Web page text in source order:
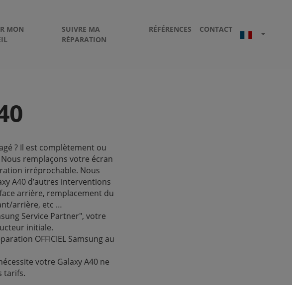
MON
SUIVRE MA
RÉPARATION
RÉFÉRENCES CONTACT
? Il est complètement ou
remplaçons votre écran
irréprochable. Nous
A40 d’autres interventions
arrière, remplacement du
arrière, etc …
Service Partner", votre
initiale.
OFFICIEL Samsung au
votre Galaxy A40 ne
tarifs.